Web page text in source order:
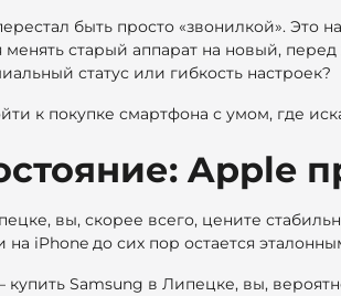
быть просто «звонилкой».
старый аппарат на новый,
статус или гибкость настроек?
к покупке смартфона с умом, где
Apple
вы, скорее всего, цените
iPhone до сих пор остается
Samsung в Липецке, вы,